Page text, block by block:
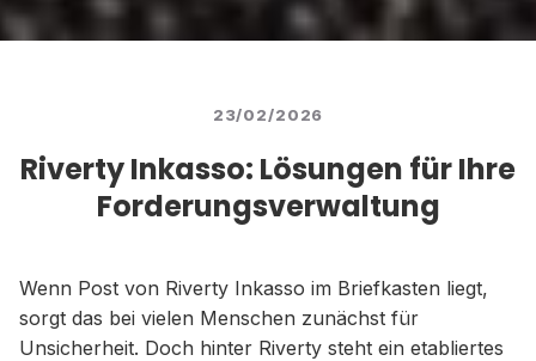
23/02/2026
Riverty Inkasso: Lösungen für Ihre
Forderungsverwaltung
Wenn Post von Riverty Inkasso im Briefkasten liegt,
sorgt das bei vielen Menschen zunächst für
Unsicherheit. Doch hinter Riverty steht ein etabliertes